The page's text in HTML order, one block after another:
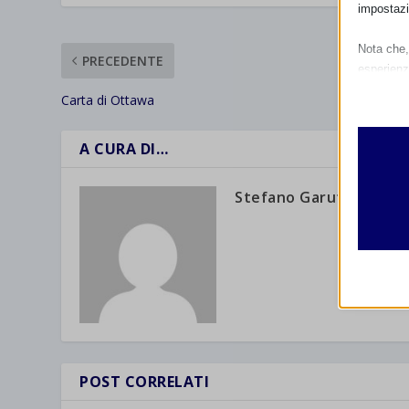
PRECEDENTE
Carta di Ottawa
A CURA DI…
Stefano Garuti
POST CORRELATI
Nota
I
Altri